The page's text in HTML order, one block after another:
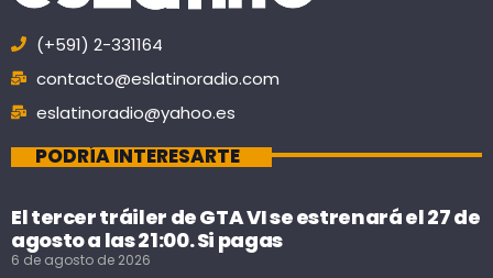
(+591) 2-331164
contacto@eslatinoradio.com
eslatinoradio@yahoo.es
PODRÍA INTERESARTE
El tercer tráiler de GTA VI se estrenará el 27 de
agosto a las 21:00. Si pagas
6 de agosto de 2026